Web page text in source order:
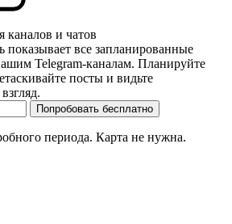
каналов и чатов
показывает все запланированные
Telegram-каналам. Планируйте
посты и видьте
Попробовать бесплатно
периода. Карта не нужна.